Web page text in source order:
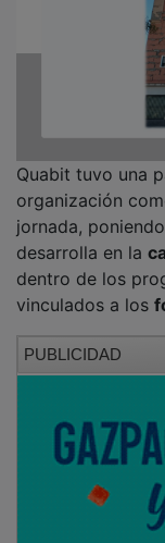
Quabit tuvo una
organización
jornada,
desarrolla en la
dentro de los
vinculados a los